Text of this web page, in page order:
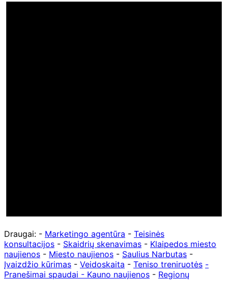
Draugai: - Marketingo agentūra - Teisinės
konsultacijos - Skaidrių skenavimas - Klaipedos miesto
naujienos - Miesto naujienos - Saulius Narbutas -
Įvaizdžio kūrimas - Veidoskaita - Teniso treniruotės -
Pranešimai spaudai - Kauno naujienos - Regionų